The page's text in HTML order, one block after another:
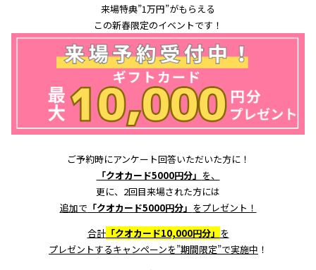
来場特典”1万円”がもらえる
この新春限定のイベントです！
ご予約時にアンケート回答いただいた方に！
「クオカード5000円分」 を、
更に、2回目来場された方には
追加で 「クオカード5000円分」 をプレゼント！
合計「クオカード10,000円分」 を
プレゼントするキャンペーンを”期間限定”で実施中 ！